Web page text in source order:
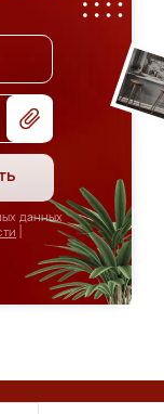
данных